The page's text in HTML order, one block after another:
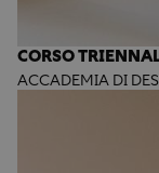
CORSO
ACCADEMIA DI